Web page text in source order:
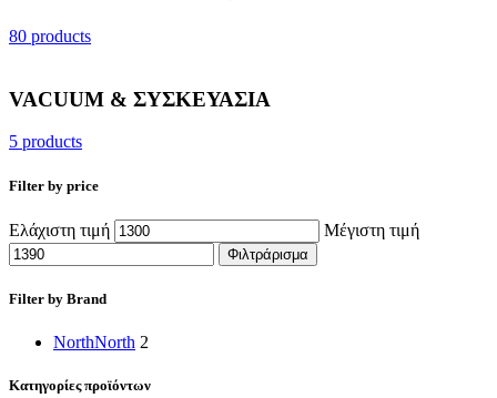
80 products
VACUUM & ΣΥΣΚΕΥΑΣΙΑ
5 products
Filter by price
Ελάχιστη τιμή Μέγιστη τιμή
Φιλτράρισμα
Filter by Brand
NorthNorth 2
Κατηγορίες προϊόντων